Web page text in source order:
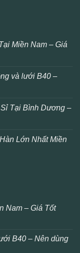
Miền Nam – Giá
và lưới B40 –
Tại Bình Dương –
Lớn Nhất Miền
Nam – Giá Tốt
B40 – Nên dùng